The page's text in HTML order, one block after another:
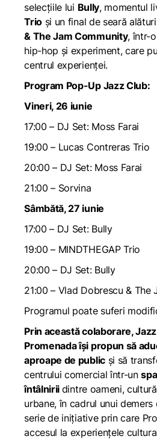
selecțiile lui Bully, momentul
Trio și un final de seară
& The Jam Community, într-
hip-hop și experiment, care
centrul experienței.
Program Pop-Up Jazz Club:
Vineri, 26 iunie
17:00 – DJ Set: Moss Farai
19:00 – Lucas Contreras Trio
20:00 – DJ Set: Moss Farai
21:00 – Sorvina
Sâmbătă, 27 iunie
17:00 – DJ Set: Bully
19:00 – MINDTHEGAP Trio
20:00 – DJ Set: Bully
21:00 – Vlad Dobrescu & The
Programul poate suferi
Prin această colaborare,
Promenada își propun să
aproape de publicși să
centrului comercial într-un
întâlnirii dintre oameni,
urbane, în cadrul unui
serie de inițiative prin care
accesul la experiențele